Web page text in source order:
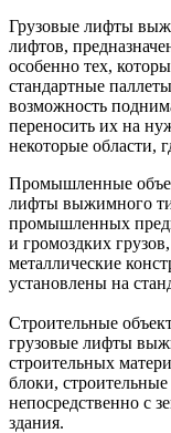
Грузовые лифты
лифтов,
особенно тех,
стандартные
возможность
переносить их на
некоторые области,
Промышленные
лифты выжимного
промышленных
и громоздких
металлические
установлены на
Строительные
грузовые лифты
строительных
блоки,
непосредственно с
здания.